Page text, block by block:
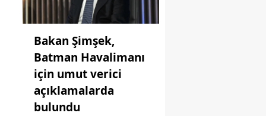
Bakan Şimşek,
Batman Havalimanı
için umut verici
açıklamalarda
bulundu